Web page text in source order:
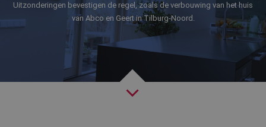
OVER ONS
PROJECTEN
REFERENTIES
NIEUWS
Uitzonderingen bevestigen de regel, zoals de verbouwing van het huis
van Abco en Geert in Tilburg-Noord.